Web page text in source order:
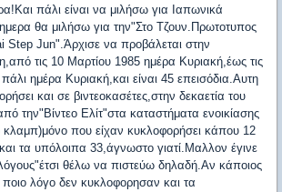
πάλι είναι να μιλήσω για Ιαπωνικά
θα μιλήσω για την"Στο Τζουν.Πρωτοτυπος
Step Jun".Άρχισε να προβάλεται στην
τις 10 Μαρτίου 1985 ημέρα Κυριακή,έως τις
ημέρα Κυριακή,και είναι 45 επεισόδια.Αυτη
και σε βιντεοκασέτες,στην δεκαετία του
την"Βίντεο Ελίτ"στα καταστήματα ενοικίασης
κλαμπ)μόνο που είχαν κυκλοφορήσει κάπου 12
τα υπόλοιπα 33,άγνωστο γιατί.Μαλλον έγινε
θέλω να πιστεύω δηλαδή.Αν κάποιος
ποιο λόγο δεν κυκλοφορησαν και τα